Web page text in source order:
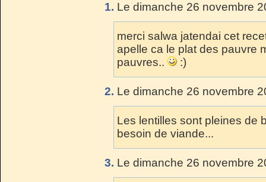
1. Le dimanche 26 novembre
merci salwa jatendai cet
apelle ca le plat des pauvre
pauvres..
:)
2. Le dimanche 26 novembre
Les lentilles sont pleines de
besoin de viande...
3. Le dimanche 26 novembre